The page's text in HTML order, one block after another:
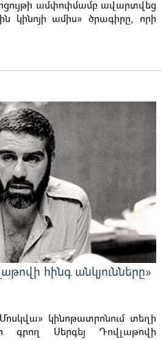
ամփոփմամբ ավարտվեց
կինոյի ամիս» ծրագիրը, որի
հինգ անկյունները»
կինոթատրոնում տեղի
գրող Սերգեյ Դովլաթովի